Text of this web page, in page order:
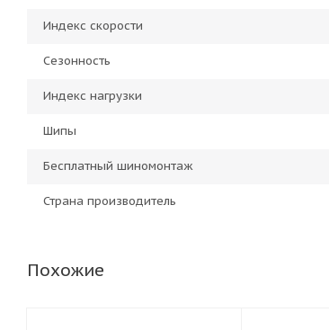
Индекс скорости
Сезонность
Индекс нагрузки
Шипы
Бесплатный шиномонтаж
Страна производитель
Похожие